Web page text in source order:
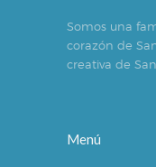
Somos una
corazón de
creativa de
Menú